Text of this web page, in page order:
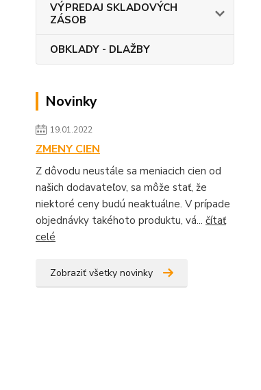
VÝPREDAJ SKLADOVÝCH
ZÁSOB
OBKLADY - DLAŽBY
Novinky
19.01.2022
ZMENY CIEN
Z dôvodu neustále sa meniacich cien od
našich dodavateľov, sa môže stať, že
niektoré ceny budú neaktuálne. V prípade
objednávky takéhoto produktu, vá... čítať
celé
Zobraziť všetky novinky